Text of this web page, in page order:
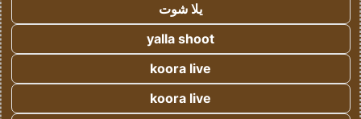
يلا شوت
yalla shoot
koora live
koora live